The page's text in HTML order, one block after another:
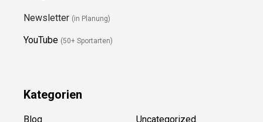
Newsletter (in Planung)
YouTube (50+ Sportarten)
Kategorien
Blog Uncategorized